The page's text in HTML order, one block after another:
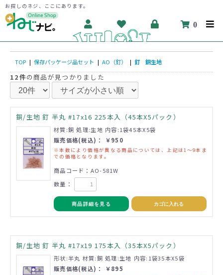
お探しのネジ、ここにあります。
0
TOP | 保存パッケージ品セット | AO（釘） | 釘 銅生地
12件の商品が見つかりました
銅/生地 釘 半丸 #17x16 225本入（45本X5パック）
材質:銅 処理:生地 内容:1袋45本X5袋
販売価格(税込)： ￥950
※本数により価格が異なる商品については、上記は1～9本ま
での価格となります。
商品コード：AO-581W
数量：
商品詳細を見る カゴに入れる
銅/生地 釘 半丸 #17x19 175本入（35本X5パック）
形状:半丸 材質:銅 処理:生地 内容:1袋35本X5袋
販売価格(税込)： ￥895